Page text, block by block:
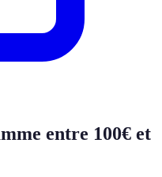
entre 100€ et